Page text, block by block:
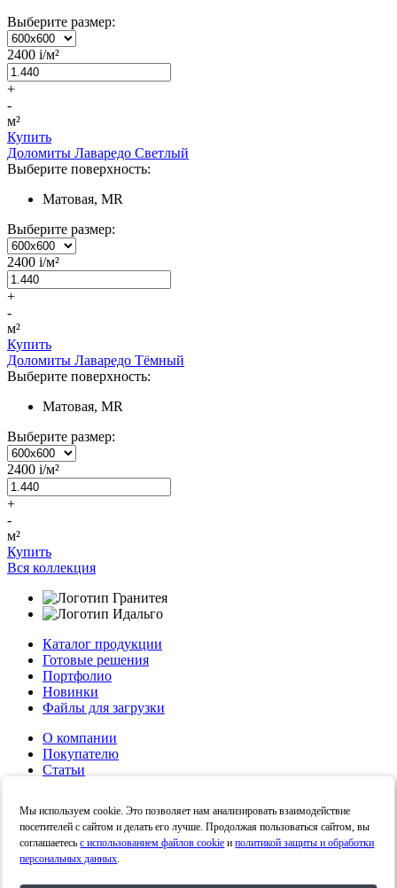
Выберите размер:
2400 i/м²
+
-
м²
Купить
Доломиты Лаваредо Светлый
Выберите поверхность:
Матовая, MR
Выберите размер:
2400 i/м²
+
-
м²
Купить
Доломиты Лаваредо Тёмный
Выберите поверхность:
Матовая, MR
Выберите размер:
2400 i/м²
+
-
м²
Купить
Вся коллекция
Каталог продукции
Готовые решения
Портфолио
Новинки
Файлы для загрузки
О компании
Покупателю
Статьи
Политика в отношении обработки персональных
данных
Мы используем cookie. Это позволяет нам анализировать взаимодействие
посетителей с сайтом и делать его лучше. Продолжая пользоваться сайтом, вы
соглашаетесьс использованием файлов cookie иполитикой защиты и обработки
персональных данных.